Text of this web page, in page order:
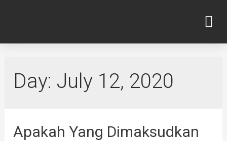
Day: July 12, 2020
Apakah Yang Dimaksudkan